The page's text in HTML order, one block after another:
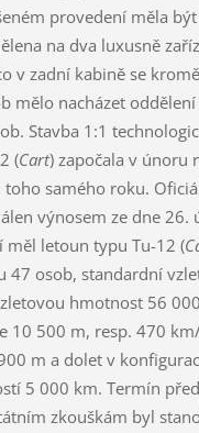
provedení měla
na dva luxusně
v zadní kabině se
mělo nacházet
Stavba 1:1
(Cart) započala v únoru
toho samého roku.
výnosem ze dne 26.
měl letoun typu Tu-12 (
47 osob, standardní
hmotnost 56
10 500 m, resp. 470
m a dolet v
5 000 km. Termín
zkouškám byl